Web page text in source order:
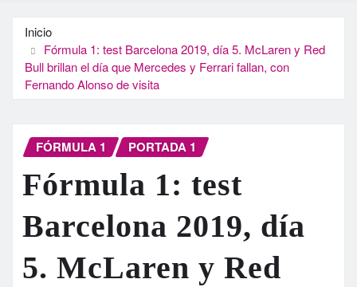
Inicio
Fórmula 1: test Barcelona 2019, día 5. McLaren y Red
Bull brillan el día que Mercedes y Ferrari fallan, con
Fernando Alonso de visita
FÓRMULA 1 PORTADA 1
Fórmula 1: test
Barcelona 2019, día
5. McLaren y Red